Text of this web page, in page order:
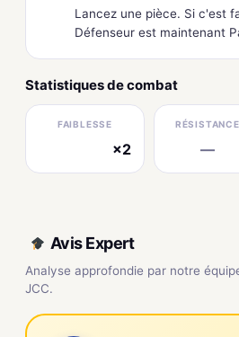
Lancez une pièce. Si c'est
Défenseur est maintenant
Statistiques de combat
FAIBLESSE
×2
RÉSISTANCE
—
Avis Expert
Analyse approfondie par notre
JCC.